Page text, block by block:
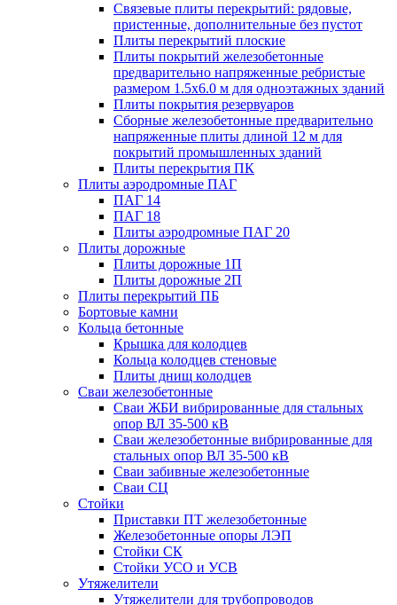
Связевые плиты перекрытий: рядовые,
пристенные, дополнительные без пустот
Плиты перекрытий плоские
Плиты покрытий железобетонные
предварительно напряженные ребристые
размером 1.5х6.0 м для одноэтажных зданий
Плиты покрытия резервуаров
Сборные железобетонные предварительно
напряженные плиты длиной 12 м для
покрытий промышленных зданий
Плиты перекрытия ПК
Плиты аэродромные ПАГ
ПАГ 14
ПАГ 18
Плиты аэродромные ПАГ 20
Плиты дорожные
Плиты дорожные 1П
Плиты дорожные 2П
Плиты перекрытий ПБ
Бортовые камни
Кольца бетонные
Крышка для колодцев
Кольца колодцев стеновые
Плиты днищ колодцев
Сваи железобетонные
Сваи ЖБИ вибрированные для стальных
опор ВЛ 35-500 кВ
Сваи железобетонные вибрированные для
стальных опор ВЛ 35-500 кВ
Сваи забивные железобетонные
Сваи СЦ
Стойки
Приставки ПТ железобетонные
Железобетонные опоры ЛЭП
Стойки СК
Стойки УСО и УСВ
Утяжелители
Утяжелители для трубопроводов